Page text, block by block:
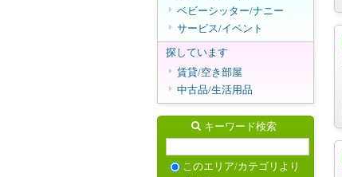
ベビーシッター/ナニー
サービス/イベント
探しています
賃貸/空き部屋
中古品/生活用品
キーワード検索
このエリア/カテゴリより